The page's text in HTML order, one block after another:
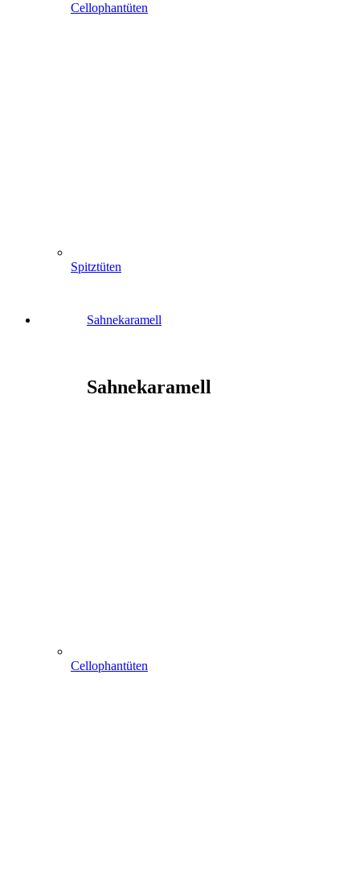
Cellophantüten
Spitztüten
Sahnekaramell
Sahnekaramell
Cellophantüten